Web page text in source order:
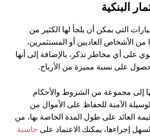
البنكية
التي يمكن أن يلجأ لها الكثير من
من الأشخاص العاديين أو المستثمرين،
على أي مخاطر تذكر، بالإضافة إلى أنها
على نسبة مميزة من الأرباح.
إلى مجموعة من الشروط والأحكام
الوسيلة الآمنة للحفاظ على الأموال من
العائد على طول المدة الخاصة بها، من
إجراءها، يمكنك الاعتماد على حاسبة